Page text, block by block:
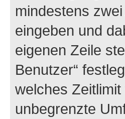
mindestens
eingeben und
eigenen Zeile
Benutzer“
welches
unbegrenzte